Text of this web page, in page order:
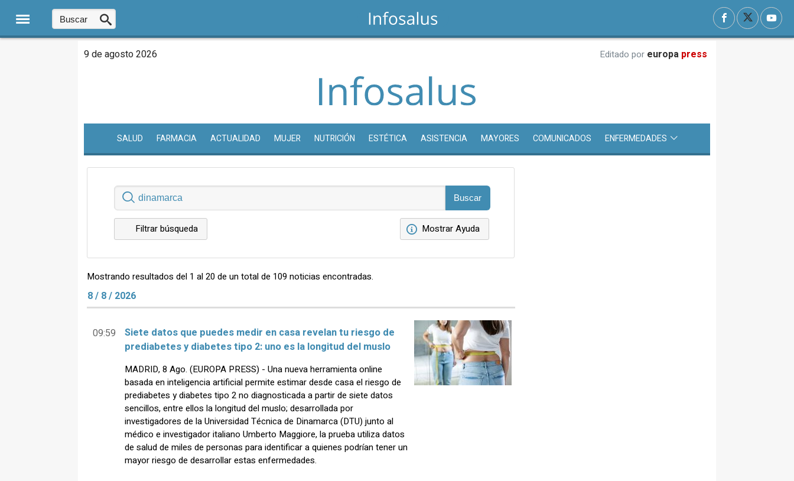
9 de agosto 2026 Editado por europa press
SALUD FARMACIA ACTUALIDAD MUJER NUTRICIÓN ESTÉTICA ASISTENCIA MAYORES COMUNICADOS ENFERMEDADES
Filtrar búsqueda Mostrar Ayuda
Mostrando resultados del 1 al 20 de un total de 109 noticias encontradas.
8 / 8 / 2026
09:59
Siete datos que puedes medir en casa revelan tu riesgo de
prediabetes y diabetes tipo 2: uno es la longitud del muslo
MADRID, 8 Ago. (EUROPA PRESS) - Una nueva herramienta online
basada en inteligencia artificial permite estimar desde casa el riesgo de
prediabetes y diabetes tipo 2 no diagnosticada a partir de siete datos
sencillos, entre ellos la longitud del muslo; desarrollada por
investigadores de la Universidad Técnica de Dinamarca (DTU) junto al
médico e investigador italiano Umberto Maggiore, la prueba utiliza datos
de salud de miles de personas para identificar a quienes podrían tener un
mayor riesgo de desarrollar estas enfermedades.